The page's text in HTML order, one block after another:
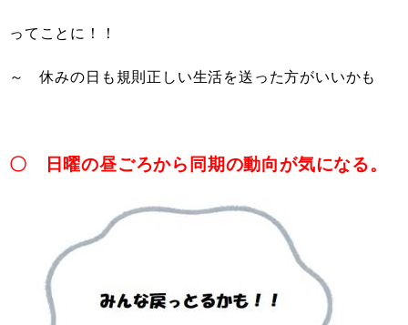
ってことに！！
～ 休みの日も規則正しい生活を送った方がいいかも
〇 日曜の昼ごろから同期の動向が気になる。